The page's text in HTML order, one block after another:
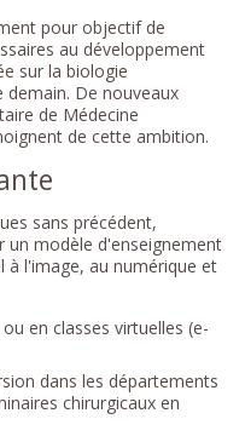
pour objectif de
au développement
sur la biologie
De nouveaux
de Médecine
de cette ambition.
sans précédent,
un modèle d'enseignement
l'image, au numérique et
en classes virtuelles (e-
dans les départements
chirurgicaux en